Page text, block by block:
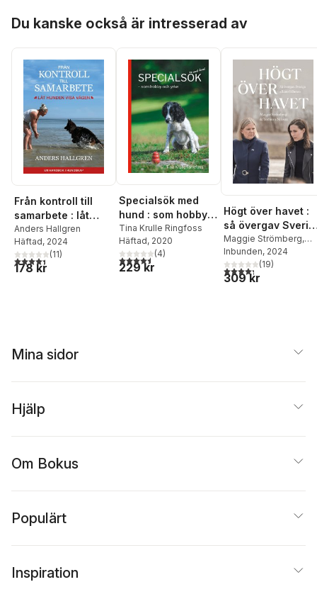
Du kanske också är intresserad av
Från kontroll till
samarbete : låt
hunden visa vägen
Anders Hallgren
Häftad, 2024
4,4utav 5 stjärnor. Totalt antal röster:
(11)
178 kr
Specialsök med
hund : som hobby
och yrke
Tina Krulle Ringfoss
Häftad, 2020
4,5utav 5 stjärnor. Totalt antal röster:
(4)
229 kr
Högt över havet :
så övergav
alliansfriheten
Maggie Strömberg,
Torbjörn Nilsson
Inbunden, 2024
4,3utav 5 stjärnor.
(19)
309 kr
Mina sidor
Hjälp
Om Bokus
Populärt
Inspiration